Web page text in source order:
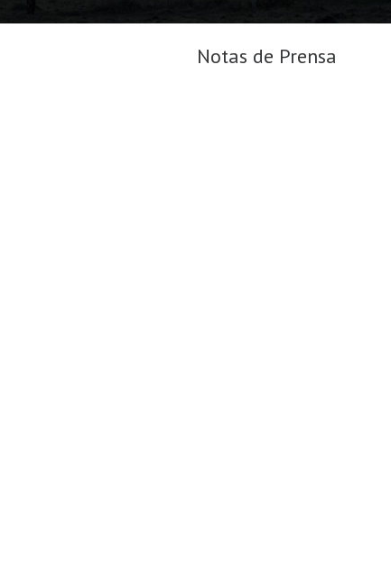
Notas de Prensa